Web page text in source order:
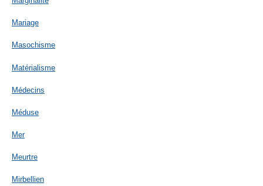
Mariage
Masochisme
Matérialisme
Médecins
Méduse
Mer
Meurtre
Mirbellien